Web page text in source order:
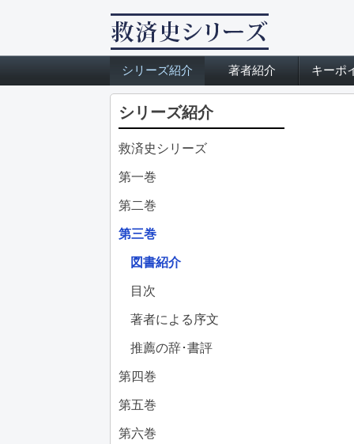
シリーズ紹介 著者紹介 キーポ
シリーズ紹介
救済史シリーズ
第一巻
第二巻
第三巻
図書紹介
目次
著者による序文
推薦の辞･書評
第四巻
第五巻
第六巻